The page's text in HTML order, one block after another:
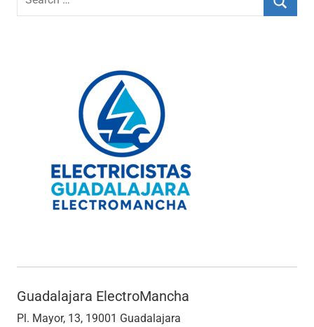
for:
Guadalajara ElectroMancha
Pl. Mayor, 13, 19001 Guadalajara